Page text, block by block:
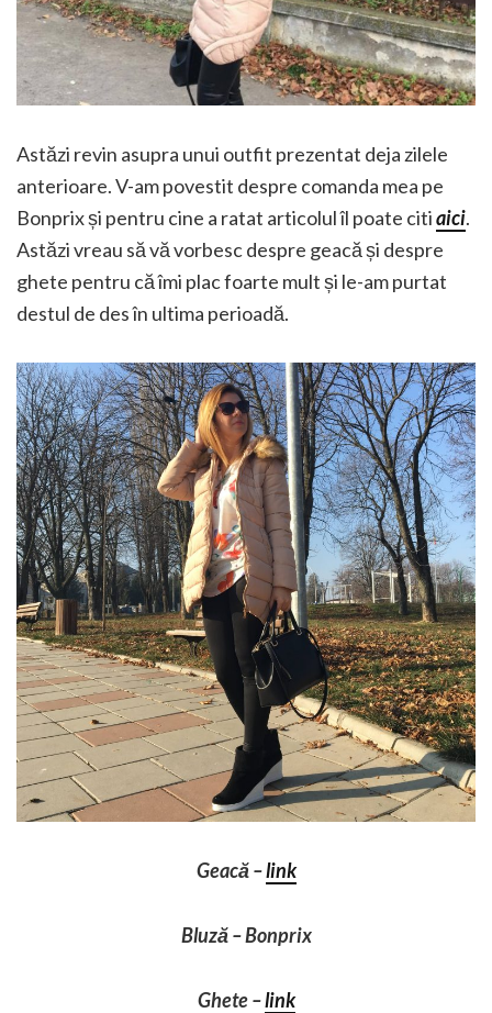
Astăzi revin asupra unui outfit prezentat deja zilele
anterioare. V-am povestit despre comanda mea pe
Bonprix și pentru cine a ratat articolul îl poate citiaici.
Astăzi vreau să vă vorbesc despre geacă și despre
ghete pentru că îmi plac foarte mult și le-am purtat
destul de des în ultima perioadă.
Geacă –link
Bluză – Bonprix
Ghete –link